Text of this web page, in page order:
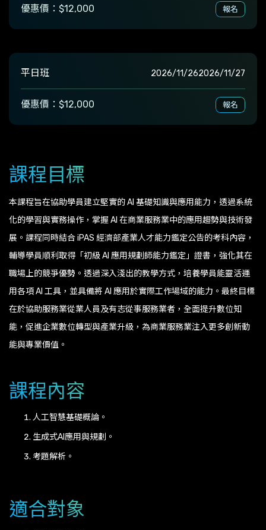
優惠價：$12,000 報名
平日班 2026/11/262026/11/27
優惠價：$12,000 報名
課程目標
本課程旨在協助學員建立堅實的 AI 基礎知識與應用能力，透過系統
化的學習與實務操作，掌握 AI 在商業服務業中的應用趨勢與技術發
展。課程同時結合 iPAS 經濟部產業人才能力鑑定公告的考科內容，
輔導學員順利取得「初級 AI 應用規劃師能力鑑定」證書，強化其在
職場上的競爭優勢。透過深入淺出的教學方式，培養學員能靈活運
用各項 AI 工具，並具備將 AI 應用於實際工作場域的能力。最終目標
在於協助服務業從業人員及有志從事服務業者，全面提升數位知
能，促進企業數位轉型與產業升級，為商業服務業注入更多創新動
能與專業價值。
課程內容
人工智慧基礎概論。
生成式AI應用與規劃。
考題解析。
適合對象